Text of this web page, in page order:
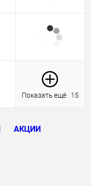
Показать ещё 15
АКЦИИ